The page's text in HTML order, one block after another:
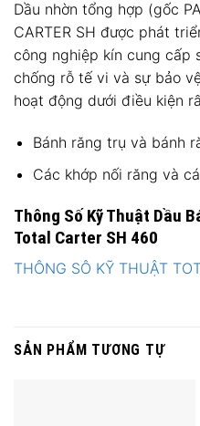
Dầu nhờn tổng hợp (gốc
CARTER SH được phát
công nghiệp kín cung cấp
chống rỗ tế vi và sự bảo
hoạt động dưới điều kiện
Bánh răng trụ và bánh
Các khớp nối răng và
Thông Số Kỹ Thuật Dầu
Total Carter SH 460
THÔNG SÔ KỸ THUẬT
SẢN PHẨM TƯƠNG TỰ